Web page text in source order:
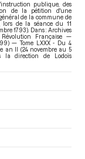
an II (24 novembre au 5
publique, des
de la pétition d'une
de la commune de
lors de la séance du 11
1793). Dans : Archives
Française —
— Tome LXXX - Du 4
an II (24 novembre au 5
la direction de Lodoïs